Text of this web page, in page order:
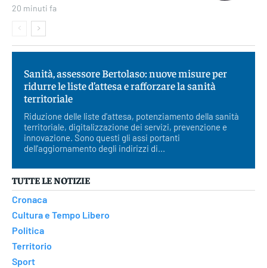
20 minuti fa
Sanità, assessore Bertolaso: nuove misure per
ridurre le liste d’attesa e rafforzare la sanità
territoriale
Riduzione delle liste d'attesa, potenziamento della sanità
territoriale, digitalizzazione dei servizi, prevenzione e
innovazione. Sono questi gli assi portanti
dell'aggiornamento degli indirizzi di...
TUTTE LE NOTIZIE
Cronaca
Cultura e Tempo Libero
Politica
Territorio
Sport